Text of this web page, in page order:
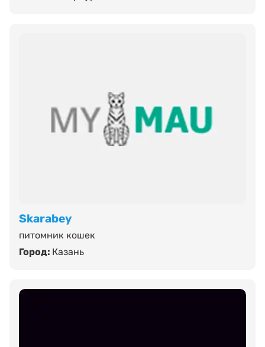
Skarabey
питомник кошек
Город: Казань